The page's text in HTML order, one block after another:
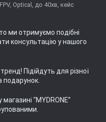
FPV, Optical, до 40хв, кейс
ми отримуємо подібні
консультацію у нашого
Підійдуть для різної
подарунок.
"MYDRONE”